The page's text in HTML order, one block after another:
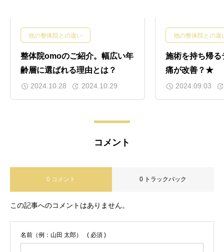
ーピング救護経歴： 厚生労働省が認める
国家資格の柔道整復師を取得した後、
MRIがある整形外科勤務を経験し、MRI
やレントゲン画像と痛みについて学ぶだ
けでなく、骨折やギプス固定、捻挫、肉
離れ等の外傷の治療も行う。また、股関
節や膝関節の人工関節手術後の入院リハ
ビリまで広く携わる。 そして、腰痛に関
離症班」に所属をし研究もしており、学
後には、同じ柔道整復師の資格を持ち、
とでの研修経験を踏まえ、分子の世界で
痛みと痛みが治っていくメカニズムにつ
ロプラクティック技術を持ち込んだドク
を行なっている。参加セミナー： 【東京
都千代田区麹町白石接骨院セミナー】 ２
他の整体院との違い
整体院omoのご紹介。幅広い年
齢層に選ばれる理由とは？
2024.10.28 2024.10.29
他の整体院との違
施術を持ち帰
痛が改善？★
2024.09.03
コメント
0 コメント 0 トラックバック
この記事へのコメントはありません。
名前（例：山田 太郎） ( 必須 )